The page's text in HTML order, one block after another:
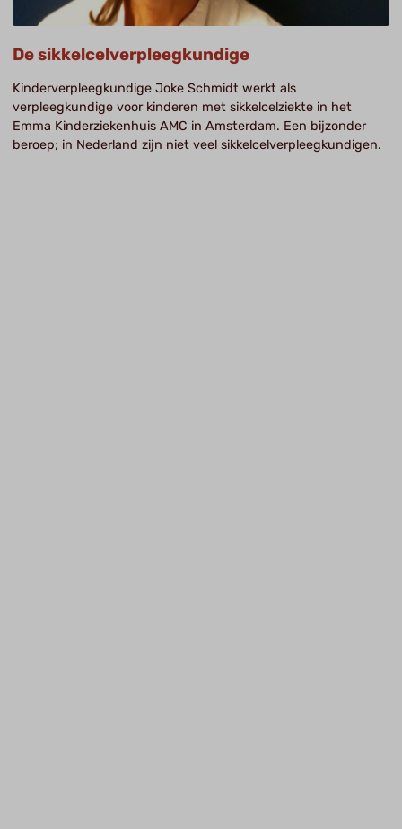
De sikkelcelverpleegkundige
Kinderverpleegkundige Joke Schmidt werkt als
verpleegkundige voor kinderen met sikkelcelziekte in het
Emma Kinderziekenhuis AMC in Amsterdam. Een bijzonder
beroep; in Nederland zijn niet veel sikkelcelverpleegkundigen.